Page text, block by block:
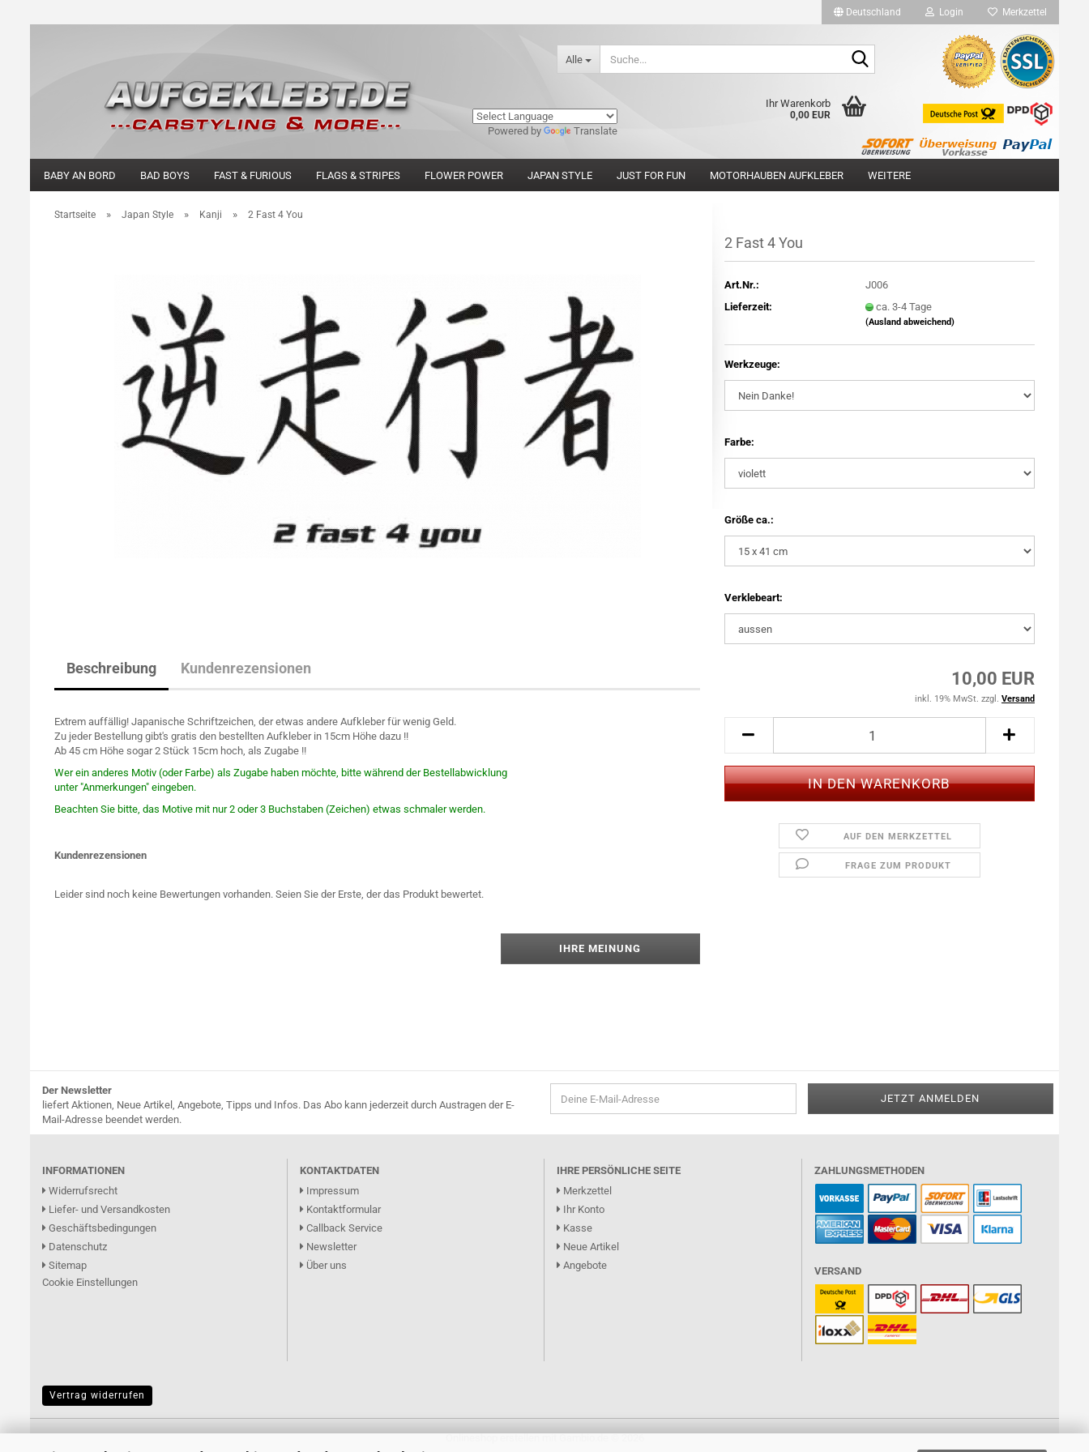
Deutschland Login Merkzettel
Alle
Powered by Translate
Ihr Warenkorb
0,00 EUR
BABY AN BORD BAD BOYS FAST & FURIOUS FLAGS & STRIPES FLOWER POWER JAPAN STYLE JUST FOR FUN MOTORHAUBEN AUFKLEBER WEITERE
Startseite » Japan Style » Kanji » 2 Fast 4 You
2 Fast 4 You
Art.Nr.:
J006
Lieferzeit:
ca. 3-4 Tage
(Ausland abweichend)
Werkzeuge:
Farbe:
Größe ca.:
Verklebeart:
10,00 EUR
inkl. 19% MwSt. zzgl. Versand
AUF DEN MERKZETTEL
FRAGE ZUM PRODUKT
Beschreibung Kundenrezensionen
Extrem auffällig! Japanische Schriftzeichen, der etwas andere Aufkleber für wenig Geld.
Zu jeder Bestellung gibt's gratis den bestellten Aufkleber in 15cm Höhe dazu !!
Ab 45 cm Höhe sogar 2 Stück 15cm hoch, als Zugabe !!
Wer ein anderes Motiv (oder Farbe) als Zugabe haben möchte, bitte während der Bestellabwicklung
unter "Anmerkungen" eingeben.
Beachten Sie bitte, das Motive mit nur 2 oder 3 Buchstaben (Zeichen) etwas schmaler werden.
Kundenrezensionen
Leider sind noch keine Bewertungen vorhanden. Seien Sie der Erste, der das Produkt bewertet.
IHRE MEINUNG
Der Newsletter
liefert Aktionen, Neue Artikel, Angebote, Tipps und Infos. Das Abo kann jederzeit durch Austragen der E-
Mail-Adresse beendet werden.
INFORMATIONEN
Widerrufsrecht
Liefer- und Versandkosten
Geschäftsbedingungen
Datenschutz
Sitemap
Cookie Einstellungen
KONTAKTDATEN
Impressum
Kontaktformular
Callback Service
Newsletter
Über uns
IHRE PERSÖNLICHE SEITE
Merkzettel
Ihr Konto
Kasse
Neue Artikel
Angebote
ZAHLUNGSMETHODEN
VERSAND
Vertrag widerrufen